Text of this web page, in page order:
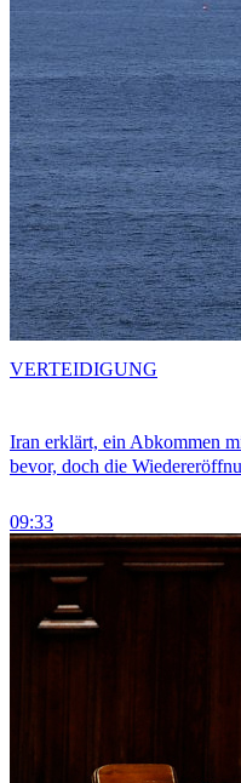
Iran erklärt, ein Abkommen
bevor, doch die
09:33
VERTEIDIGUNG